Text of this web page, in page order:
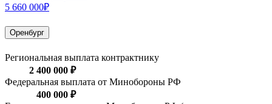
5 660 000₽
Оренбург
Региональная выплата контрактнику
2 400 000 ₽
Федеральная выплата от Минобороны РФ
400 000 ₽